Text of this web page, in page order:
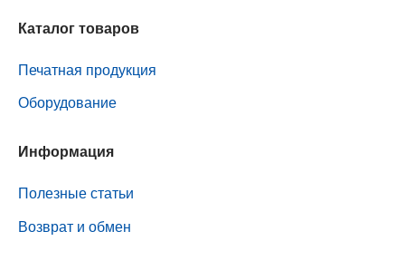
Каталог товаров
Печатная продукция
Оборудование
Информация
Полезные статьи
Возврат и обмен